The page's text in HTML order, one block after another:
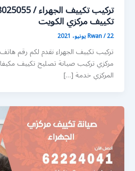
تكييف مركزي الكويت
Rwan/22 يونيو، 2021
تركيب تكييف الجهراء نقدم لكم رقم
مركزي تركيب صيانة تصليح تكييف
المركزي خدمة […]